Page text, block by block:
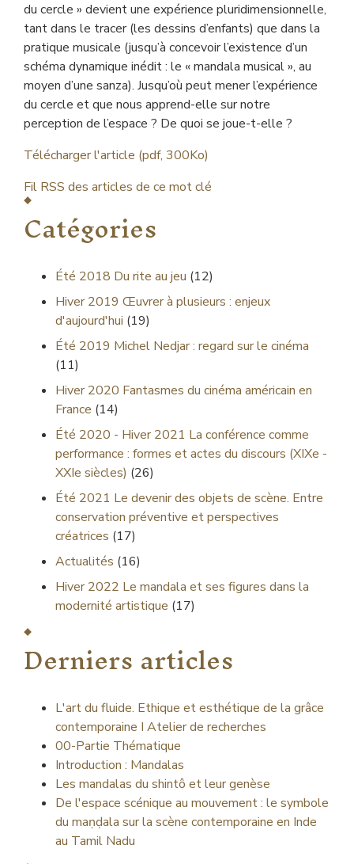
du cercle » devient une expérience pluridimensionnelle,
tant dans le tracer (les dessins d’enfants) que dans la
pratique musicale (jusqu’à concevoir l’existence d’un
schéma dynamique inédit : le « mandala musical », au
moyen d’une sanza). Jusqu’où peut mener l’expérience
du cercle et que nous apprend-elle sur notre
perception de l’espace ? De quoi se joue-t-elle ?
Télécharger l'article (pdf, 300Ko)
Fil RSS des articles de ce mot clé
Catégories
Été 2018 Du rite au jeu (12)
Hiver 2019 Œuvrer à plusieurs : enjeux
d'aujourd'hui (19)
Été 2019 Michel Nedjar : regard sur le cinéma
(11)
Hiver 2020 Fantasmes du cinéma américain en
France (14)
Été 2020 - Hiver 2021 La conférence comme
performance : formes et actes du discours (XIXe -
XXIe siècles) (26)
Été 2021 Le devenir des objets de scène. Entre
conservation préventive et perspectives
créatrices (17)
Actualités (16)
Hiver 2022 Le mandala et ses figures dans la
modernité artistique (17)
Derniers articles
L'art du fluide. Ethique et esthétique de la grâce
contemporaine I Atelier de recherches
00-Partie Thématique
Introduction : Mandalas
Les mandalas du shintô et leur genèse
De l'espace scénique au mouvement : le symbole
du maṇḍala sur la scène contemporaine en Inde
au Tamil Nadu